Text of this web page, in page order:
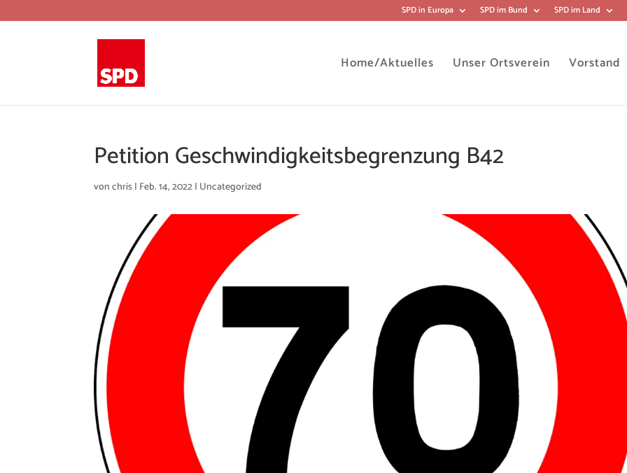
SPD in Europa SPD im Bund SPD im Land
Home/Aktuelles Unser Ortsverein Vorstand
Petition Geschwindigkeitsbegrenzung B42
vonchris| Feb. 14, 2022| Uncategorized